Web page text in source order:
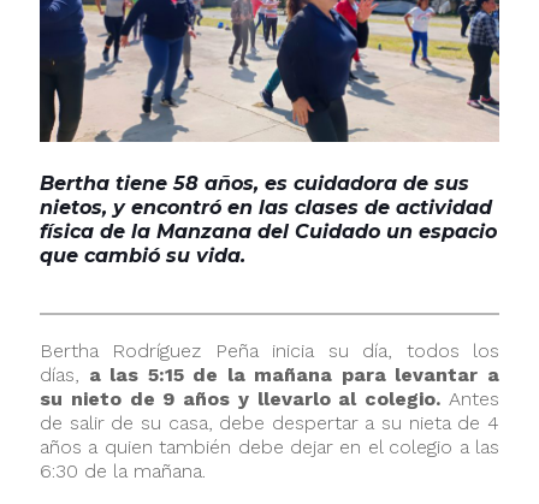
Bertha tiene 58 años, es cuidadora de sus
nietos, y encontró en las clases de actividad
física de la Manzana del Cuidado un espacio
que cambió su vida.
Bertha Rodríguez Peña inicia su día, todos los
días, a las 5:15 de la mañana para levantar a
su nieto de 9 años y llevarlo al colegio. Antes
de salir de su casa, debe despertar a su nieta de 4
años a quien también debe dejar en el colegio a las
6:30 de la mañana.